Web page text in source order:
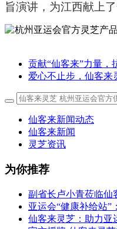
旨演讲，为江西献上
贡献“仙客来”力量，
爱心不止步，仙客来
仙客来新闻动态
仙客来新闻
灵芝资讯
为你推荐
副省长卢小青莅临仙
亚运会“健康补给站
仙客来灵芝：助力亚